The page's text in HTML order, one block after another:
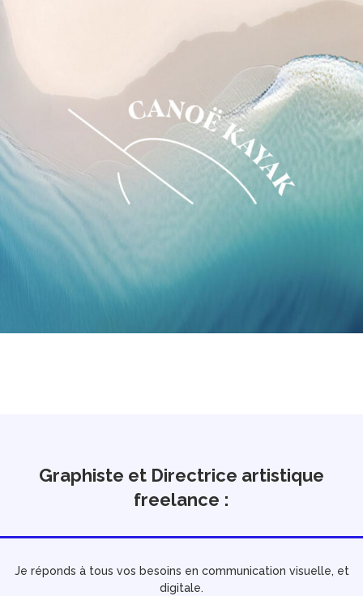
Graphiste et Directrice artistique
freelance :
Je réponds à tous vos besoins en communication visuelle, et
digitale.